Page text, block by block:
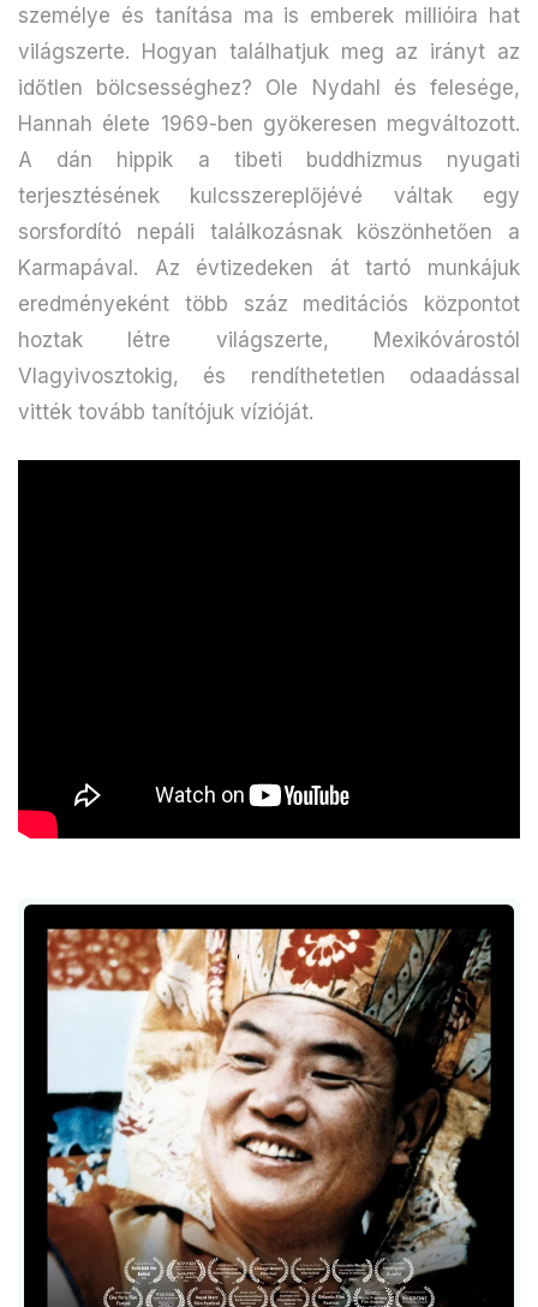
személye és tanítása ma is emberek millióira hat
világszerte. Hogyan találhatjuk meg az irányt az
időtlen bölcsességhez? Ole Nydahl és felesége,
Hannah élete 1969-ben gyökeresen megváltozott.
A dán hippik a tibeti buddhizmus nyugati
terjesztésének kulcsszereplőjévé váltak egy
sorsfordító nepáli találkozásnak köszönhetően a
Karmapával. Az évtizedeken át tartó munkájuk
eredményeként több száz meditációs központot
hoztak létre világszerte, Mexikóvárostól
Vlagyivosztokig, és rendíthetetlen odaadással
vitték tovább tanítójuk vízióját.